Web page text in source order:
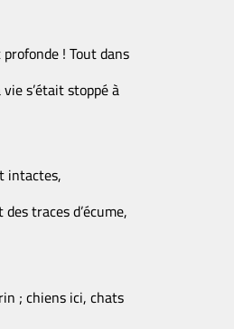
! Tout dans
s’était stoppé à
intactes,
traces d’écume,
; chiens ici, chats